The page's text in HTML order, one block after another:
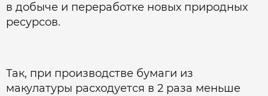
в добыче и переработке новых природных
ресурсов.
Так, при производстве бумаги из
макулатуры расходуется в 2 раза меньше